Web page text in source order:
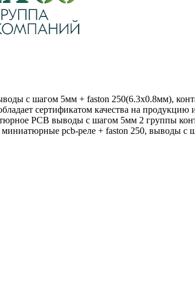
с шагом 5мм + faston 250(6.3x0.8мм),
сертификатом качества на
PCB выводы с шагом 5мм 2 группы
pcb-реле + faston 250, выводы с